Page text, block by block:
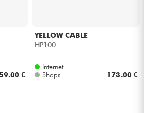
€
YELLOW CABLE
HP100
Internet
Shops
173.00 €